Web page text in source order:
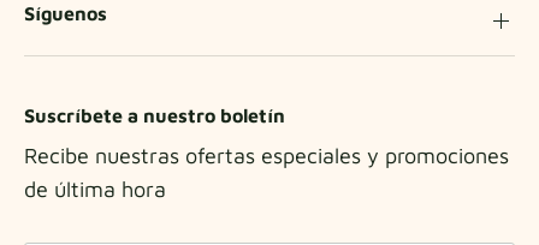
Suscríbete a nuestro boletín
Recibe nuestras ofertas especiales y promociones
de última hora
Síguenos